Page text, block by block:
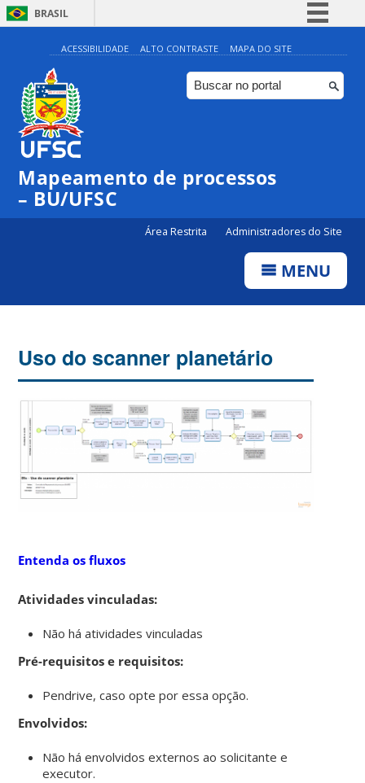
BRASIL
Simplifique!
Comunica BR
Participe
Canais
ACESSIBILIDADE ALTO CONTRASTE MAPA DO SITE
Mapeamento de processos
– BU/UFSC
Área Restrita Administradores do Site
MENU
Uso do scanner planetário
Entenda os fluxos
Atividades vinculadas:
Não há atividades vinculadas
Pré-requisitos e requisitos:
Pendrive, caso opte por essa opção.
Envolvidos:
Não há envolvidos externos ao solicitante e
executor.